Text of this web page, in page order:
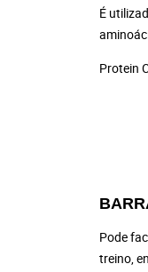
É
Protein
Pode
treino,